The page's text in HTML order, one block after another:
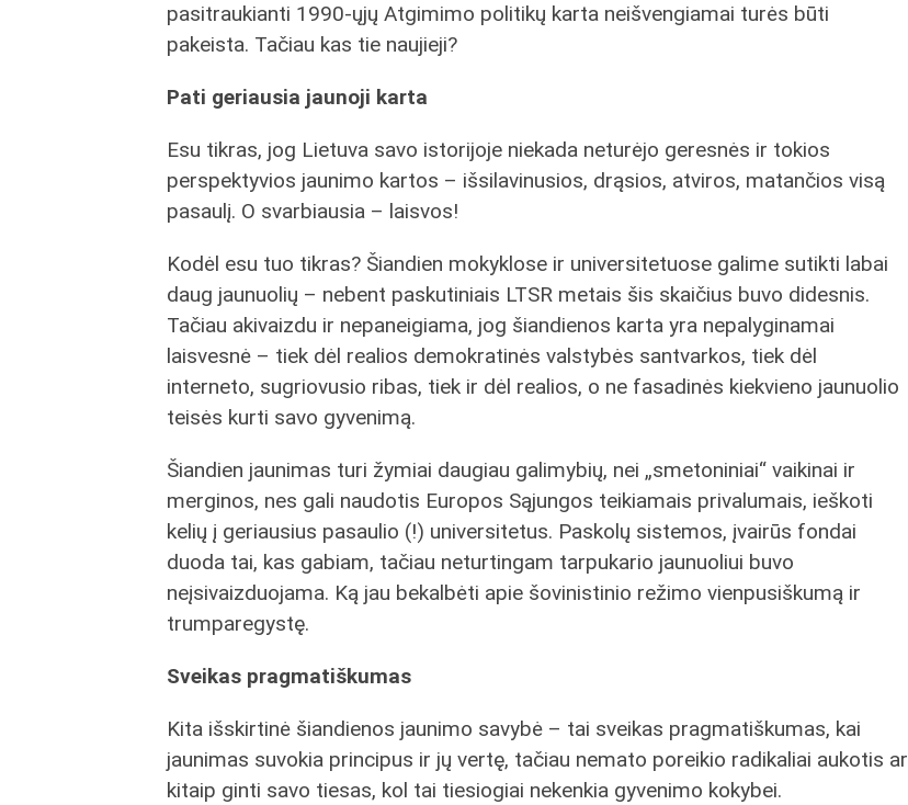
pasitraukianti 1990-ųjų Atgimimo politikų karta neišvengiamai turės būti
pakeista. Tačiau kas tie naujieji?
Pati geriausia jaunoji karta
Esu tikras, jog Lietuva savo istorijoje niekada neturėjo geresnės ir tokios
perspektyvios jaunimo kartos – išsilavinusios, drąsios, atviros, matančios visą
pasaulį. O svarbiausia – laisvos!
Kodėl esu tuo tikras? Šiandien mokyklose ir universitetuose galime sutikti labai
daug jaunuolių – nebent paskutiniais LTSR metais šis skaičius buvo didesnis.
Tačiau akivaizdu ir nepaneigiama, jog šiandienos karta yra nepalyginamai
laisvesnė – tiek dėl realios demokratinės valstybės santvarkos, tiek dėl
interneto, sugriovusio ribas, tiek ir dėl realios, o ne fasadinės kiekvieno jaunuolio
teisės kurti savo gyvenimą.
Šiandien jaunimas turi žymiai daugiau galimybių, nei „smetoniniai“ vaikinai ir
merginos, nes gali naudotis Europos Sąjungos teikiamais privalumais, ieškoti
kelių į geriausius pasaulio (!) universitetus. Paskolų sistemos, įvairūs fondai
duoda tai, kas gabiam, tačiau neturtingam tarpukario jaunuoliui buvo
neįsivaizduojama. Ką jau bekalbėti apie šovinistinio režimo vienpusiškumą ir
trumparegystę.
Sveikas pragmatiškumas
Kita išskirtinė šiandienos jaunimo savybė – tai sveikas pragmatiškumas, kai
jaunimas suvokia principus ir jų vertę, tačiau nemato poreikio radikaliai aukotis ar
kitaip ginti savo tiesas, kol tai tiesiogiai nekenkia gyvenimo kokybei.